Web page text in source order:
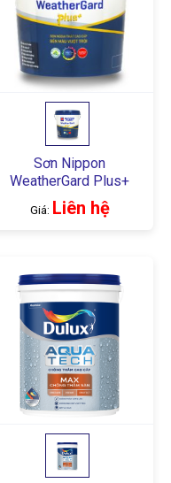
Sơn Nippon
WeatherGard Plus+
Giá: Liên hệ